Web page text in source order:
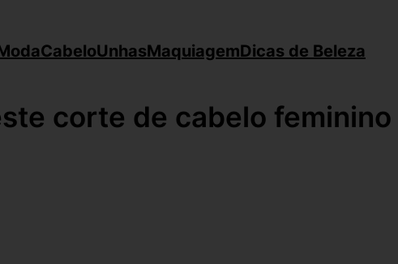
CabeloUnhasMaquiagemDicas de Beleza
corte de cabelo feminino